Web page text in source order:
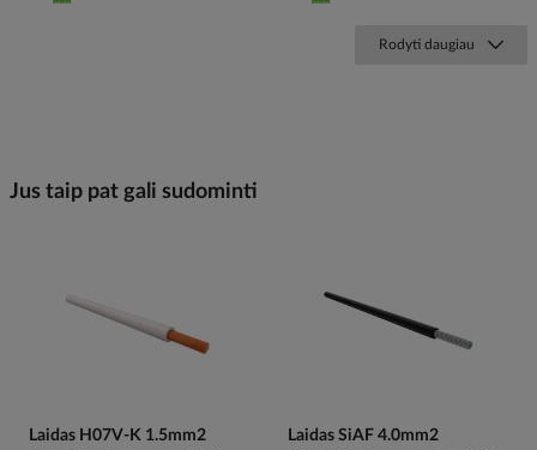
Rodyti daugiau
Jus taip pat gali sudominti
Laidas H07V-K 1.5mm2
Laidas SiAF 4.0mm2